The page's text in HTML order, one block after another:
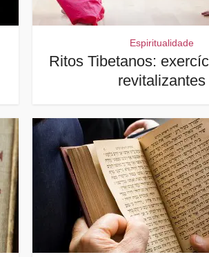
Espiritualidade
Ritos Tibetanos:
revitalizantes